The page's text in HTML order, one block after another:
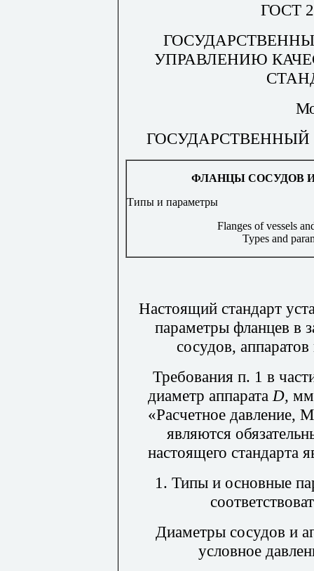
ГОСТ
УПРАВЛЕНИЮ
ФЛАНЦЫ СОСУДОВ
Типы и параметры
Flanges of vessels
Types and
Настоящий стандарт
параметры фланцев в
сосудов,
Требования п. 1 в
диаметр аппарата D,
«Расчетное давление,
являются
настоящего стандарта
1. Типы и основные
Диаметры сосудов и
условное